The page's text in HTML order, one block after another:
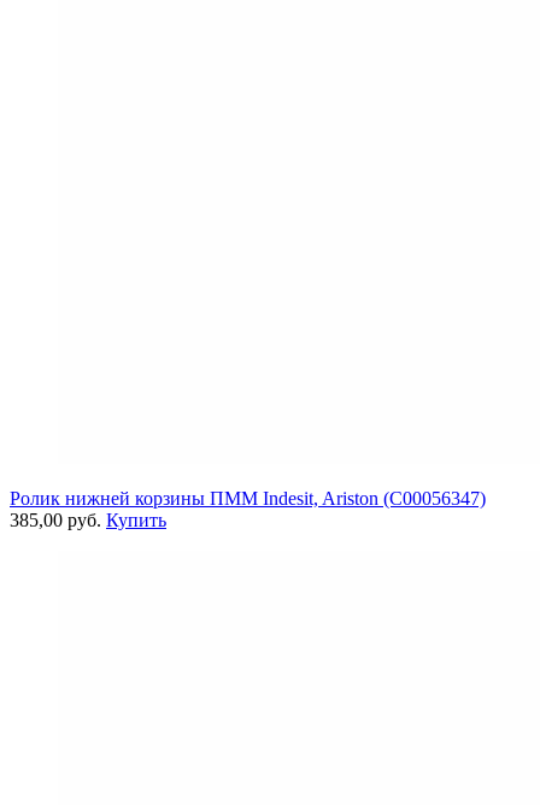
Ролик нижней корзины ПММ Indesit, Ariston (C00056347)
385,00 руб. Купить